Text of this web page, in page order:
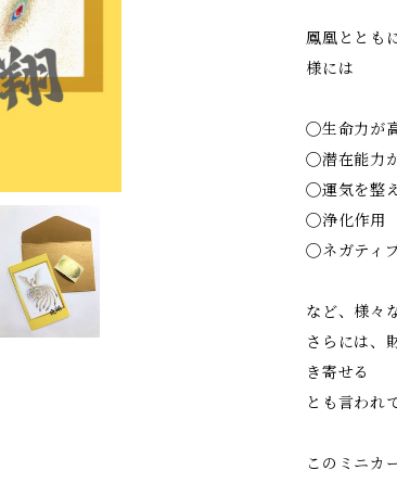
鳳凰ととも
様には
◯生命力が
◯潜在能力
◯運気を整
◯浄化作用
◯ネガティ
など、様々
さらには、
き寄せる
とも言われ
このミニカ